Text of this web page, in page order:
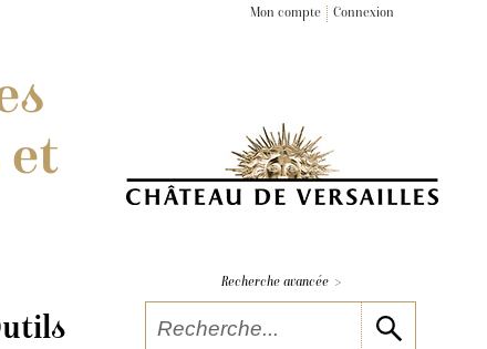
Mon compte Connexion
et
Recherche avancée >